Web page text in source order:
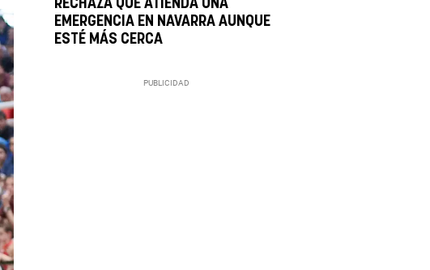
RECHAZA QUE ATIENDA UNA
EMERGENCIA EN NAVARRA AUNQUE
ESTÉ MÁS CERCA